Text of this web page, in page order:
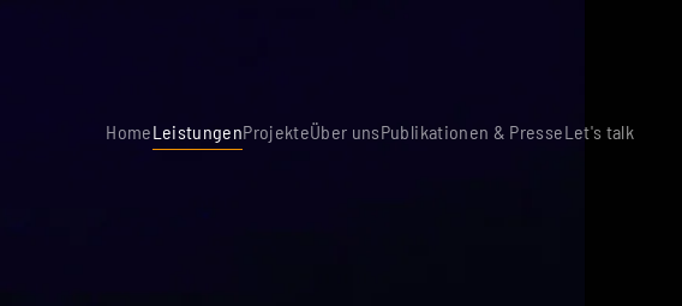
HomeLeistungenProjekteÜber unsPublikationen & PresseLet's talk